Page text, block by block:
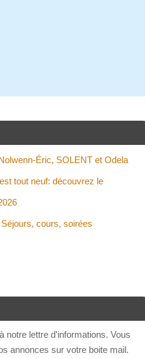
Éric, SOLENT et Odela
tout neuf: découvrez le
cours, soirées
notre lettre d'informations. Vous
annonces sur votre boite mail.